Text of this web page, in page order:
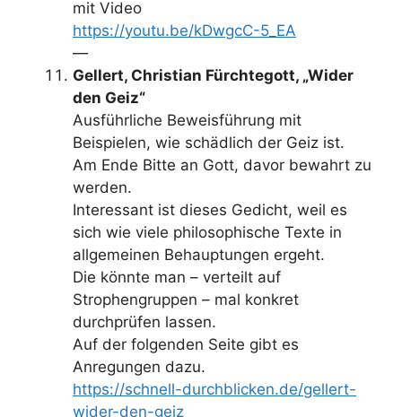
mit Video
https://youtu.be/kDwgcC-5_EA
—
Gellert, Christian Fürchtegott, „Wider
den Geiz“
Ausführliche Beweisführung mit
Beispielen, wie schädlich der Geiz ist.
Am Ende Bitte an Gott, davor bewahrt zu
werden.
Interessant ist dieses Gedicht, weil es
sich wie viele philosophische Texte in
allgemeinen Behauptungen ergeht.
Die könnte man – verteilt auf
Strophengruppen – mal konkret
durchprüfen lassen.
Auf der folgenden Seite gibt es
Anregungen dazu.
https://schnell-durchblicken.de/gellert-
wider-den-geiz